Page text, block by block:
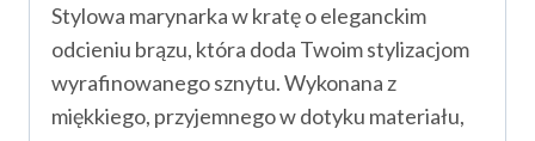
Stylowa marynarka w kratę o eleganckim
odcieniu brązu, która doda Twoim stylizacjom
wyrafinowanego sznytu. Wykonana z
miękkiego, przyjemnego w dotyku materiału,